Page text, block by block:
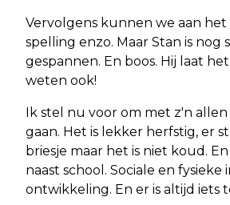
Vervolgens kunnen we aan het
spelling enzo. Maar Stan is nog
gespannen. En boos. Hij laat het
weten ook!
Ik stel nu voor om met z'n
gaan. Het is lekker herfstig, er
briesje maar het is niet koud.
naast school. Sociale en fysieke
ontwikkeling. En er is altijd iets